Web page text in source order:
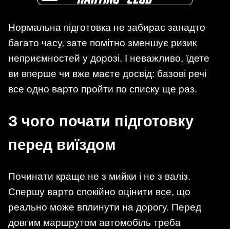
Нормальна підготовка не забирає занадто
багато часу, зате помітно зменшує ризик
неприємностей у дорозі. І неважливо, їдете
ви вперше чи вже маєте досвід: базові речі
все одно варто пройти по списку ще раз.
З чого почати підготовку
перед виїздом
Починати краще не з мийки і не з валіз.
Спершу варто спокійно оцінити все, що
реально може вплинути на дорогу. Перед
довгим маршрутом автомобіль треба